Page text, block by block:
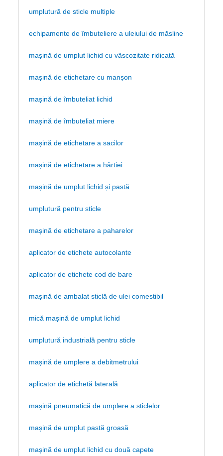
umplutură de sticle multiple
echipamente de îmbuteliere a uleiului de măsline
mașină de umplut lichid cu vâscozitate ridicată
mașină de etichetare cu manșon
mașină de îmbuteliat lichid
mașină de îmbuteliat miere
mașină de etichetare a sacilor
mașină de etichetare a hârtiei
mașină de umplut lichid și pastă
umplutură pentru sticle
mașină de etichetare a paharelor
aplicator de etichete autocolante
aplicator de etichete cod de bare
mașină de ambalat sticlă de ulei comestibil
mică mașină de umplut lichid
umplutură industrială pentru sticle
mașină de umplere a debitmetrului
aplicator de etichetă laterală
mașină pneumatică de umplere a sticlelor
mașină de umplut pastă groasă
mașină de umplut lichid cu două capete